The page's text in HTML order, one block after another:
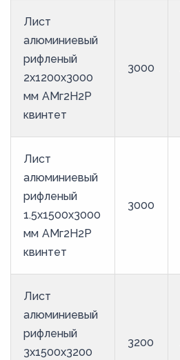
Лист
алюминиевый
рифленый
2х1200х3000
мм АМг2Н2Р
квинтет
3000
Лист
алюминиевый
рифленый
1.5х1500х3000
мм АМг2Н2Р
квинтет
3000
Лист
алюминиевый
рифленый
3х1500х3200
3200